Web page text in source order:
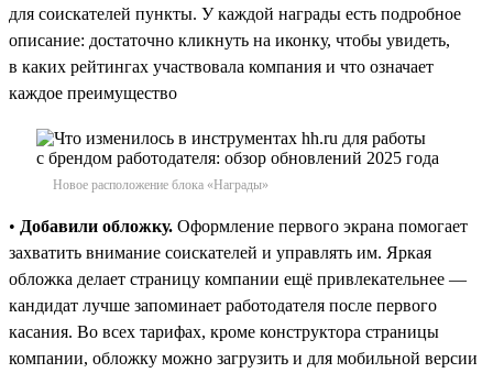
для соискателей пункты. У каждой награды есть подробное
описание: достаточно кликнуть на иконку, чтобы увидеть,
в каких рейтингах участвовала компания и что означает
каждое преимущество
Новое расположение блока «Награды»
• Добавили обложку. Оформление первого экрана помогает
захватить внимание соискателей и управлять им. Яркая
обложка делает страницу компании ещё привлекательнее —
кандидат лучше запоминает работодателя после первого
касания. Во всех тарифах, кроме конструктора страницы
компании, обложку можно загрузить и для мобильной версии